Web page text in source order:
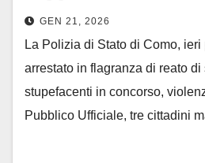
GEN 21, 2026
La Polizia di Stato di Como,
arrestato in flagranza di reato
stupefacenti in concorso,
Pubblico Ufficiale, tre cittadini